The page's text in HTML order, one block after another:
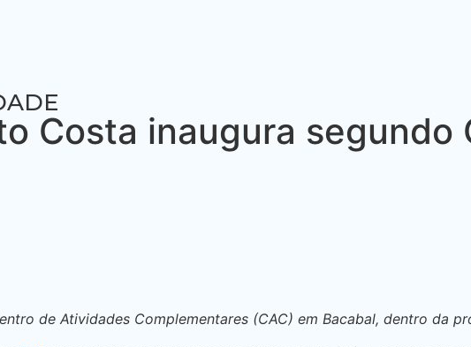
Costa inaugura segundo
de Atividades Complementares (CAC) em Bacabal, dentro da